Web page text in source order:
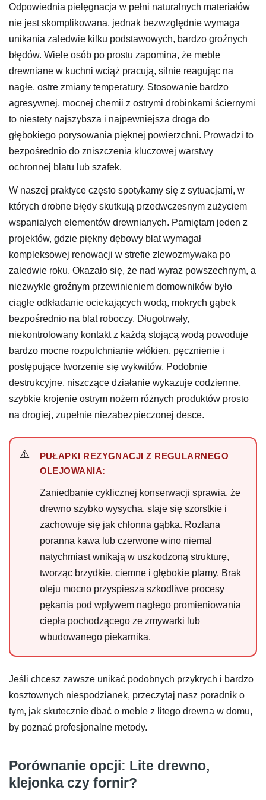
Odpowiednia pielęgnacja w pełni naturalnych materiałów
nie jest skomplikowana, jednak bezwzględnie wymaga
unikania zaledwie kilku podstawowych, bardzo groźnych
błędów. Wiele osób po prostu zapomina, że meble
drewniane w kuchni wciąż pracują, silnie reagując na
nagłe, ostre zmiany temperatury. Stosowanie bardzo
agresywnej, mocnej chemii z ostrymi drobinkami ściernymi
to niestety najszybsza i najpewniejsza droga do
głębokiego porysowania pięknej powierzchni. Prowadzi to
bezpośrednio do zniszczenia kluczowej warstwy
ochronnej blatu lub szafek.
W naszej praktyce często spotykamy się z sytuacjami, w
których drobne błędy skutkują przedwczesnym zużyciem
wspaniałych elementów drewnianych. Pamiętam jeden z
projektów, gdzie piękny dębowy blat wymagał
kompleksowej renowacji w strefie zlewozmywaka po
zaledwie roku. Okazało się, że nad wyraz powszechnym, a
niezwykle groźnym przewinieniem domowników było
ciągłe odkładanie ociekających wodą, mokrych gąbek
bezpośrednio na blat roboczy. Długotrwały,
niekontrolowany kontakt z każdą stojącą wodą powoduje
bardzo mocne rozpulchnianie włókien, pęcznienie i
postępujące tworzenie się wykwitów. Podobnie
destrukcyjne, niszczące działanie wykazuje codzienne,
szybkie krojenie ostrym nożem różnych produktów prosto
na drogiej, zupełnie niezabezpieczonej desce.
PUŁAPKI REZYGNACJI Z REGULARNEGO
OLEJOWANIA:
Zaniedbanie cyklicznej konserwacji sprawia, że
drewno szybko wysycha, staje się szorstkie i
zachowuje się jak chłonna gąbka. Rozlana
poranna kawa lub czerwone wino niemal
natychmiast wnikają w uszkodzoną strukturę,
tworząc brzydkie, ciemne i głębokie plamy. Brak
oleju mocno przyspiesza szkodliwe procesy
pękania pod wpływem nagłego promieniowania
ciepła pochodzącego ze zmywarki lub
wbudowanego piekarnika.
Jeśli chcesz zawsze unikać podobnych przykrych i bardzo
kosztownych niespodzianek, przeczytaj nasz poradnik o
tym, jak skutecznie dbać o meble z litego drewna w domu,
by poznać profesjonalne metody.
Porównanie opcji: Lite drewno,
klejonka czy fornir?